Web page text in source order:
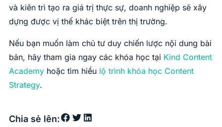
và kiên trì tạo ra giá trị thực sự, doanh nghiệp sẽ xây
dựng được vị thế khác biệt trên thị trường.
Nếu bạn muốn làm chủ tư duy chiến lược nội dung bài
bản, hãy tham gia ngay các khóa học tại Kind Content
Academy hoặc tìm hiểu lộ trình khóa học Content
Strategy.
Chia sẻ lên: